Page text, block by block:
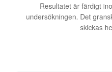
Resultatet är färdigt
undersökningen. Det
skickas